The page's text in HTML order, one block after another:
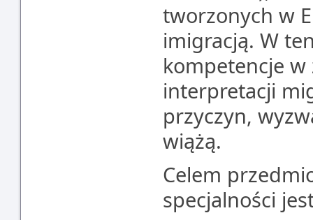
tworzonych w
imigracją. W
kompetencje
interpretacji
przyczyn,
wiążą.
Celem
specjalności